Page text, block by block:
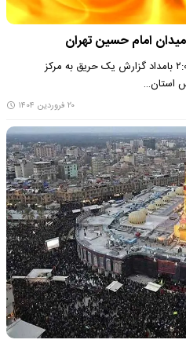
امام حسین تهران
امروز چهارشنبه ٢٠ فروردین در ساعت ٢:٠٠ بامداد گزارش یک حریق به مرکز
استان…
۲۰ فروردین ۱۴۰۴